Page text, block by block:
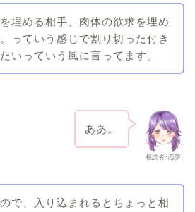
埋める相手、肉体の欲求を埋め
っていう感じで割り切った付き
いっていう風に言ってます。
相談者･恋夢
ああ。
で、入り込まれるとちょっと相